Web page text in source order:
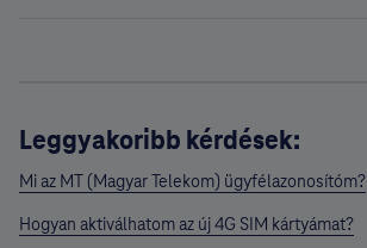
Leggyakoribb kérdések:
Mi az MT (Magyar Telekom) ügyfélazonosítóm?
Hogyan aktiválhatom az új 4G SIM kártyámat?